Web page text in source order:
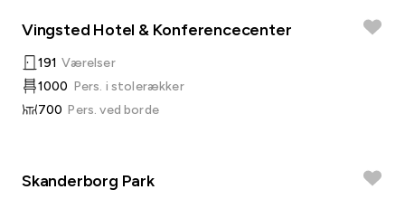
Vingsted Hotel & Konferencecenter
191 Værelser
1000 Pers. i stolerækker
700 Pers. ved borde
Skanderborg Park